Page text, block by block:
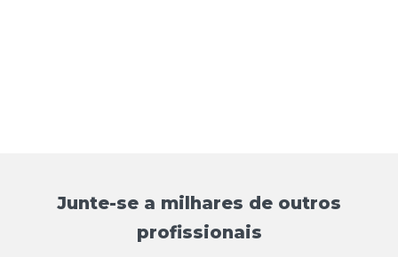
Junte-se a milhares de outros
profissionais